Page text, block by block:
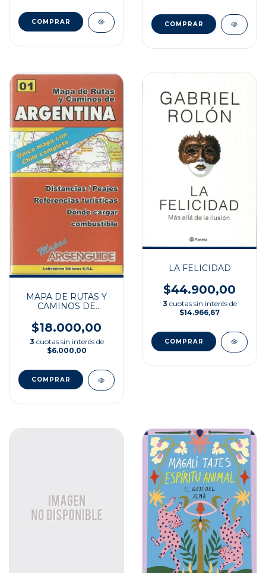
MAPA DE RUTAS Y
CAMINOS DE
$18.000,00
3 cuotas sin interés de
$6.000,00
LA FELICIDAD
$44.900,00
3 cuotas sin interés de
$14.966,67